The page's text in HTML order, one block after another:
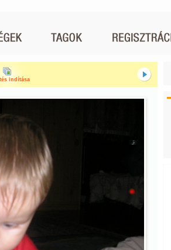
indítása